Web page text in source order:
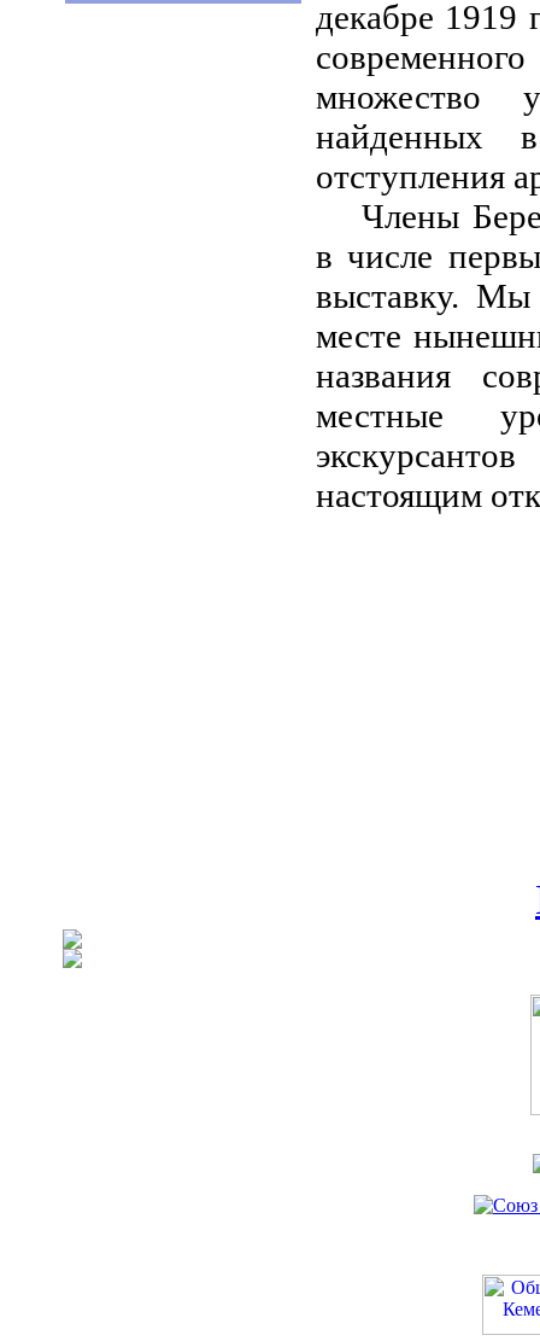
декабре 1919
множество
найденных
отступления
Члены
в числе
выставку. Мы
месте
названия
местные
настоящим